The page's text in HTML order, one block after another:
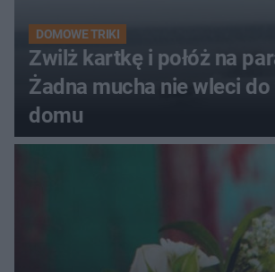
DOMOWE TRIKI
Zwilż kartkę i połóż na
Żadna mucha nie wleci
domu